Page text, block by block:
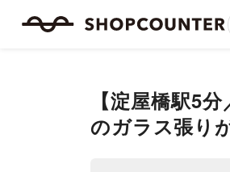
【淀屋橋駅5
のガラス張り